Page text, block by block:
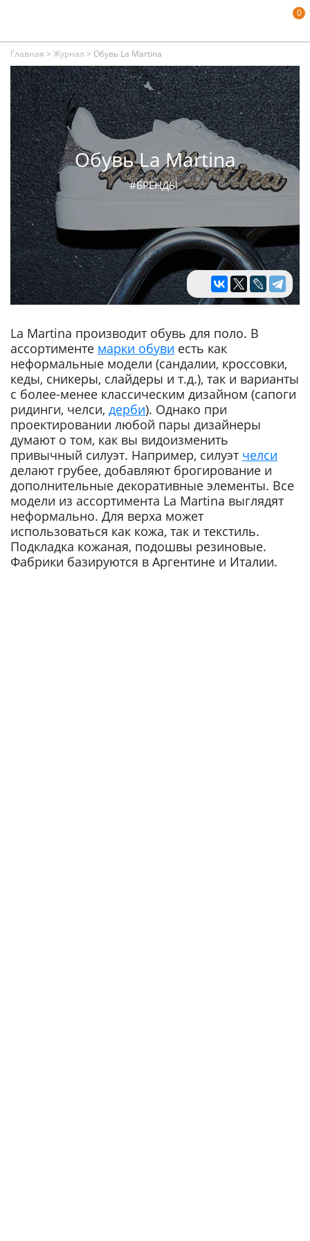
0
Главная > Журнал > Обувь La Martina
Обувь La Martina
#БРЕНДЫ
La Martina производит обувь для поло. В
ассортименте марки обуви есть как
неформальные модели (сандалии, кроссовки,
кеды, сникеры, слайдеры и т.д.), так и варианты
с более-менее классическим дизайном (сапоги
ридинги, челси, дерби). Однако при
проектировании любой пары дизайнеры
думают о том, как вы видоизменить
привычный силуэт. Например, силуэт челси
делают грубее, добавляют брогирование и
дополнительные декоративные элементы. Все
модели из ассортимента La Martina выглядят
неформально. Для верха может
использоваться как кожа, так и текстиль.
Подкладка кожаная, подошвы резиновые.
Фабрики базируются в Аргентине и Италии.